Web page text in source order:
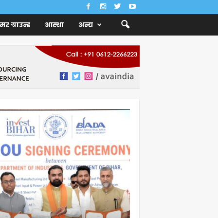
ग्राउन्ड आस्था अन्य